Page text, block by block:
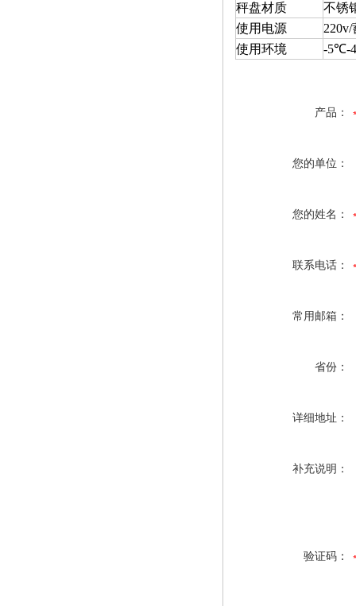
秤盘材质
不锈
使用电源
220v/
使用环境
-5℃-
产品：
您的单位：
您的姓名：
联系电话：
常用邮箱：
省份：
详细地址：
补充说明：
验证码：